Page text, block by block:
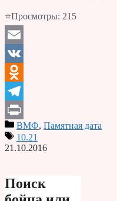
⭐Просмотры: 215
Email
VK
Odnoklassniki
Telegram
PrintВМФ, Памятная дата
10.21
21.10.2016
Поиск